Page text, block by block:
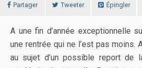
Partager Tweeter Épingler
A une fin d’année exceptionnelle
une rentrée qui ne l’est pas moins.
au sujet d’un possible report de